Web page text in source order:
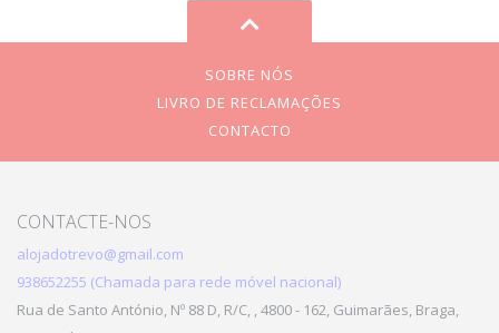
SOBRE NÓS
LIVRO DE RECLAMAÇÕES
CONTACTO
CONTACTE-NOS
alojadotrevo@gmail.com
938652255 (Chamada para rede móvel nacional)
Rua de Santo António, Nº 88 D, R/C, , 4800 - 162, Guimarães, Braga,